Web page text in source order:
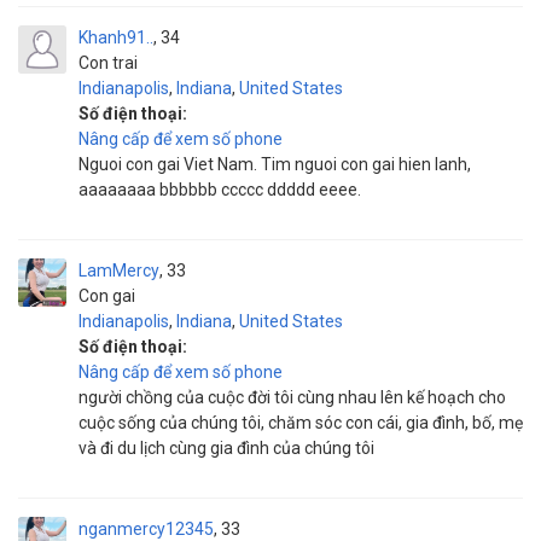
Khanh91..
Con trai
34
Indianapolis, Indiana, United States
Số điện thoại:
Nâng cấp để xem số phone
Nguoi con gai Viet Nam. Tim nguoi con gai hien lanh,
aaaaaaaa bbbbbb ccccc ddddd eeee.
LamMercy
Con gai
33
Indianapolis, Indiana, United States
Số điện thoại:
Nâng cấp để xem số phone
người chồng của cuộc đời tôi cùng nhau lên kế hoạch cho
cuộc sống của chúng tôi, chăm sóc con cái, gia đình, bố, mẹ
và đi du lịch cùng gia đình của chúng tôi
nganmercy12345 33